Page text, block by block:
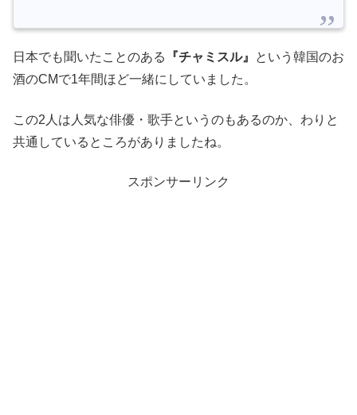
日本でも聞いたことのある 『チャミスル』
という韓国のお
酒のCMで1年間ほど一緒にしていました。
この2人は人気な俳優・歌手というのもあるのか、わりと
共通しているところがありましたね。
スポンサーリンク